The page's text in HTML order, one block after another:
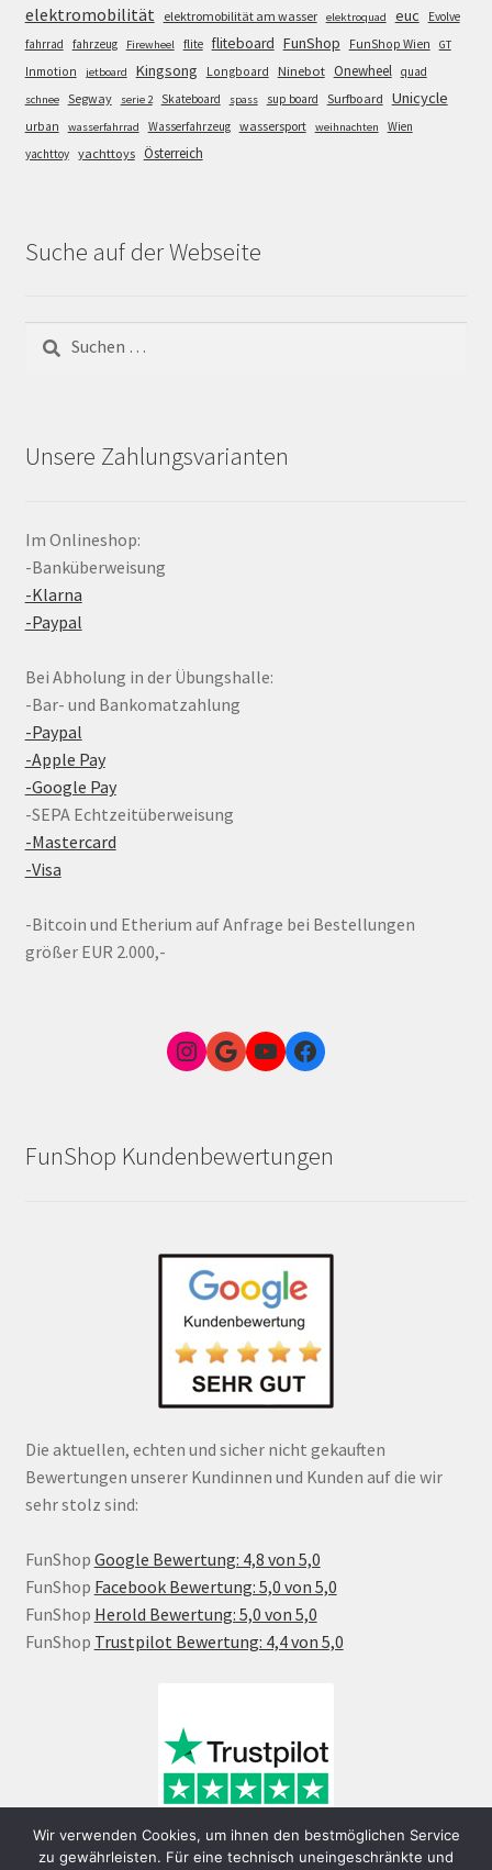
elektromobilität elektromobilität am wasser elektroquad euc
Evolve
fahrrad
fahrzeug Firewheel flite fliteboard FunShop FunShop Wien GT
Inmotion jetboard Kingsong Longboard Ninebot Onewheel quad
schnee Segway serie 2 Skateboard spass sup board Surfboard Unicycle
urban wasserfahrrad Wasserfahrzeug wassersport weihnachten
Wien
yachttoy yachttoys Österreich
Suche auf der Webseite
Suchen
nach:
Unsere Zahlungsvarianten
Im Onlineshop:
-Banküberweisung
-Klarna
-Paypal
Bei Abholung in der Übungshalle:
-Bar- und Bankomatzahlung
-Paypal
-Apple Pay
-Google Pay
-SEPA Echtzeitüberweisung
-Mastercard
-Visa
-Bitcoin und Etherium auf Anfrage bei Bestellungen
größer EUR 2.000,-
Instagram
Google Link zum FunShop WienYouTubeFacebook
FunShop Kundenbewertungen
Die aktuellen, echten und sicher nicht gekauften
Bewertungen unserer Kundinnen und Kunden auf die wir
sehr stolz sind:
FunShop Google Bewertung: 4,8 von 5,0
FunShop Facebook Bewertung: 5,0 von 5,0
FunShop Herold Bewertung: 5,0 von 5,0
FunShop Trustpilot Bewertung: 4,4 von 5,0
Wir verwenden Cookies, um ihnen den bestmöglichen Service
zu gewährleisten. Für eine technisch uneingeschränkte und